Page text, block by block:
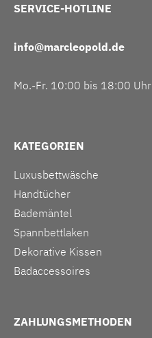
SERVICE-HOTLINE
info@marcleopold.de
Mo.-Fr. 10:00 bis 18:00 Uhr
KATEGORIEN
Luxusbettwäsche
Handtücher
Bademäntel
Spannbettlaken
Dekorative Kissen
Badaccessoires
ZAHLUNGSMETHODEN